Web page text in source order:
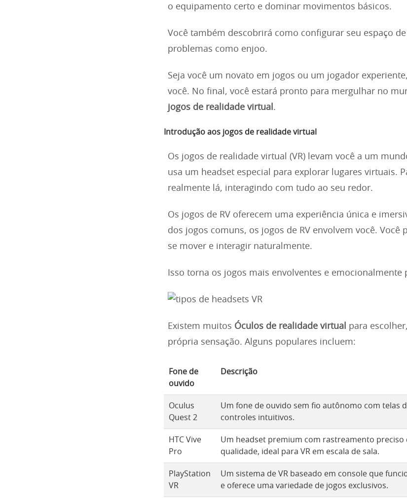
o equipamento certo e dominar movimentos básicos.
Você também descobrirá como configurar seu espaço
problemas como enjoo.
Seja você um novato em jogos ou um jogador
você. No final, você estará pronto para mergulhar no
jogos de realidade virtual .
Introdução aos jogos de realidade virtual
Os jogos de realidade virtual (VR) levam você a um
usa um headset especial para explorar lugares virtuais.
realmente lá, interagindo com tudo ao seu redor.
Os jogos de RV oferecem uma experiência única e
dos jogos comuns, os jogos de RV envolvem você. Você
se mover e interagir naturalmente.
Isso torna os jogos mais envolventes e emocionalmente
Existem muitos Óculos de realidade virtual
para
própria sensação. Alguns populares incluem:
Fone de
ouvido
Descrição
Oculus
Quest 2
Um fone de ouvido sem fio autônomo com telas
controles intuitivos.
HTC Vive
Pro
Um headset premium com rastreamento preciso
qualidade, ideal para VR em escala de sala.
PlayStation
VR
Um sistema de VR baseado em console que
e oferece uma variedade de jogos exclusivos.